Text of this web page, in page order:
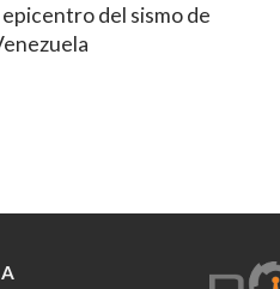
del sismo de